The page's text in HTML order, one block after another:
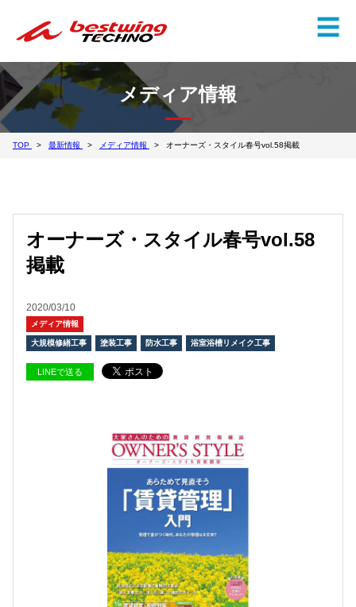
☰
✕
メディア情報
TOP 最新情報 メディア情報 オーナーズ・スタイル春号vol.58掲載
オーナーズ・スタイル春号vol.58
掲載
2020/03/10
メディア情報
大規模修繕工事 塗装工事 防水工事 浴室浴槽リメイク工事
LINEで送る